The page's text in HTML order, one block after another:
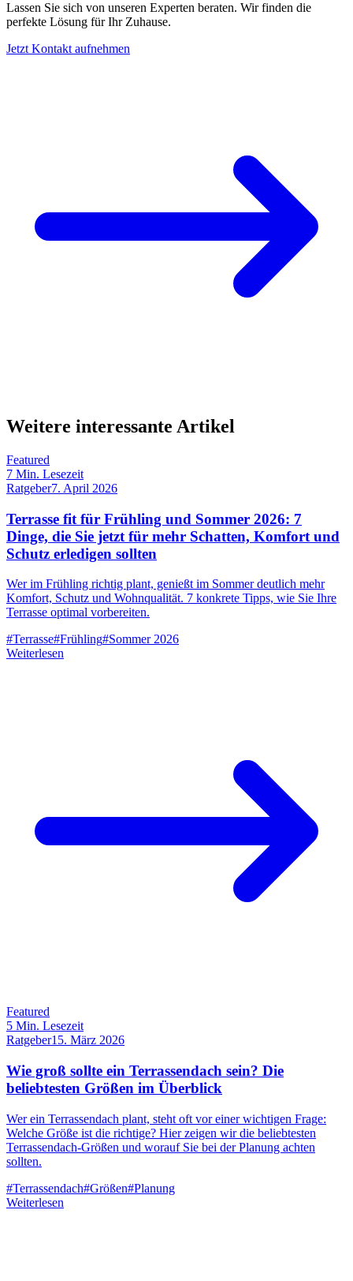
Lassen Sie sich von unseren Experten beraten. Wir finden die
perfekte Lösung für Ihr Zuhause.
Jetzt Kontakt aufnehmen
Weitere interessante Artikel
Featured
7 Min. Lesezeit
Ratgeber7. April 2026
Terrasse fit für Frühling und Sommer 2026: 7
Dinge, die Sie jetzt für mehr Schatten, Komfort und
Schutz erledigen sollten
Wer im Frühling richtig plant, genießt im Sommer deutlich mehr
Komfort, Schutz und Wohnqualität. 7 konkrete Tipps, wie Sie Ihre
Terrasse optimal vorbereiten.
#Terrasse#Frühling#Sommer 2026
Weiterlesen
Featured
5 Min. Lesezeit
Ratgeber15. März 2026
Wie groß sollte ein Terrassendach sein? Die
beliebtesten Größen im Überblick
Wer ein Terrassendach plant, steht oft vor einer wichtigen Frage:
Welche Größe ist die richtige? Hier zeigen wir die beliebtesten
Terrassendach-Größen und worauf Sie bei der Planung achten
sollten.
#Terrassendach#Größen#Planung
Weiterlesen